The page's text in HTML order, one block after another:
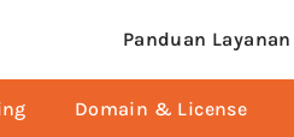
Panduan Layanan
Domain & License